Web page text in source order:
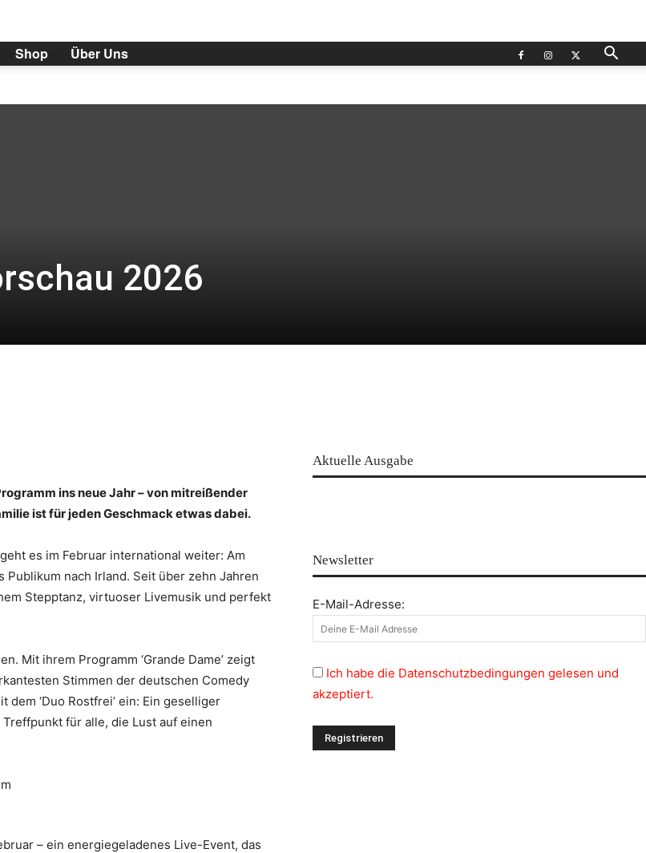
Shop Über Uns
2026
ins neue Jahr – von mitreißender
ist für jeden Geschmack etwas dabei.
geht es im Februar international weiter: Am
Publikum nach Irland. Seit über zehn Jahren
Stepptanz, virtuoser Livemusik und perfekt
Mit ihrem Programm ‘Grande Dame’ zeigt
Stimmen der deutschen Comedy
‘Duo Rostfrei’ ein: Ein geselliger
für alle, die Lust auf einen
– ein energiegeladenes Live-Event, das
Aktuelle Ausgabe
Newsletter
E-Mail-Adresse:
Ich habe die Datenschutzbedingungen gelesen und
akzeptiert.